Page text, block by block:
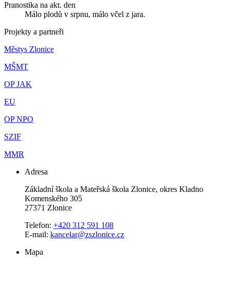
Pranostika na akt. den
Málo plodů v srpnu, málo včel z jara.
Projekty a partneři
Městys Zlonice
MŠMT
OP JAK
EU
OP NPO
SZIF
MMR
Adresa
Základní škola a Mateřská škola Zlonice, okres Kladno
Komenského 305
27371 Zlonice
Telefon: +420 312 591 108
E-mail: kancelar@zszlonice.cz
Mapa